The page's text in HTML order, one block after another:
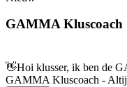
GAMMA Kluscoach
👋Hoi klusser, ik ben de
GAMMA Kluscoach -